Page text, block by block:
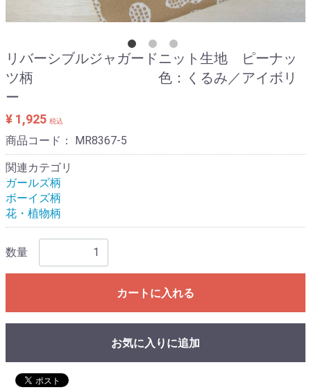
リバーシブルジャガードニット生地 ピーナッ
ツ柄 色：くるみ／アイボリ
ー
¥ 1,925 税込
商品コード： MR8367-5
関連カテゴリ
ガールズ柄
ボーイズ柄
花・植物柄
数量
カートに入れる
お気に入りに追加